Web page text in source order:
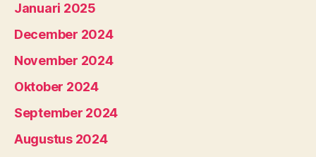
Januari 2025
December 2024
November 2024
Oktober 2024
September 2024
Augustus 2024